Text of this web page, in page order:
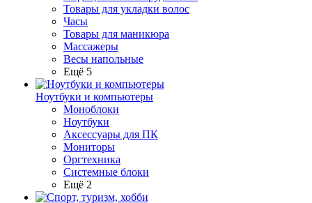
Товары для укладки волос
Часы
Товары для маникюра
Массажеры
Весы напольные
Ещё 5
Ноутбуки и компьютеры
Моноблоки
Ноутбуки
Аксессуары для ПК
Мониторы
Оргтехника
Системные блоки
Ещё 2